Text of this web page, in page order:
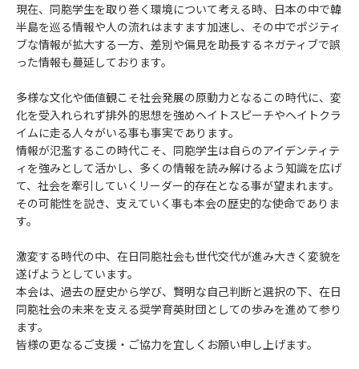
現在、同胞学生を取り巻く環境について考える時、日本の中で韓
半島を巡る情報や人の流れはますます加速し、その中でポジティ
ブな情報が拡大する一方、差別や偏見を助長するネガティブで誤
った情報も蔓延しております。
多様な文化や価値観こそ社会発展の原動力となるこの時代に、変
化を受入れられず排外的思想を強めヘイトスピーチやヘイトクラ
イムに走る人々がいる事も事実であります。
情報が氾濫するこの時代こそ、同胞学生は自らのアイデンティテ
ィを強みとして活かし、多くの情報を読み解けるよう知識を広げ
て、社会を牽引していくリーダー的存在となる事が望まれます。
その可能性を説き、支えていく事も本会の歴史的な使命でありま
す。
激変する時代の中、在日同胞社会も世代交代が進み大きく変貌を
遂げようとしています。
本会は、過去の歴史から学び、賢明な自己判断と選択の下、在日
同胞社会の未来を支える奨学育英財団としての歩みを進めて参り
ます。
皆様の更なるご支援・ご協力を宜しくお願い申し上げます。